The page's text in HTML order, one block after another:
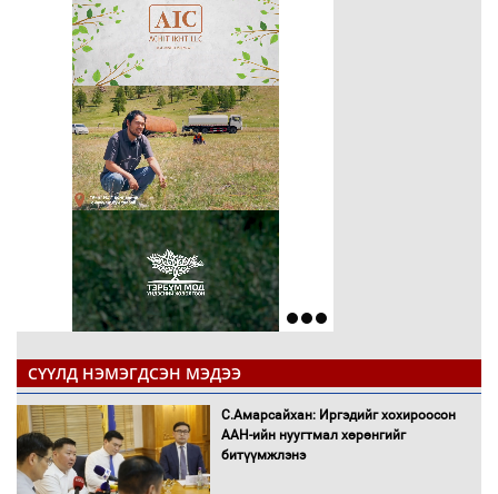
СҮҮЛД НЭМЭГДСЭН МЭДЭЭ
С.Амарсайхан: Иргэдийг хохироосон
ААН-ийн нуугтмал хөрөнгийг
битүүмжлэнэ